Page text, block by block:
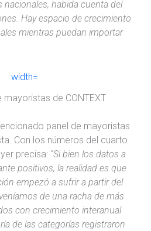
nacionales, habida cuenta del
Hay espacio de crecimiento
mientras puedan importar
mayoristas de CONTEXT
panel de mayoristas
Con los números del cuarto
precisa: “Si bien los datos a
positivos, la realidad es que
empezó a sufrir a partir del
de una racha de más
con crecimiento interanual
de las categorías registraron